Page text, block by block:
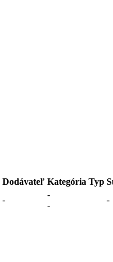
Dodávateľ Kategória Typ
-
-
-
-